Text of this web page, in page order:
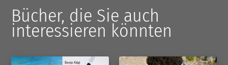
Bücher, die Sie auch
interessieren könnten